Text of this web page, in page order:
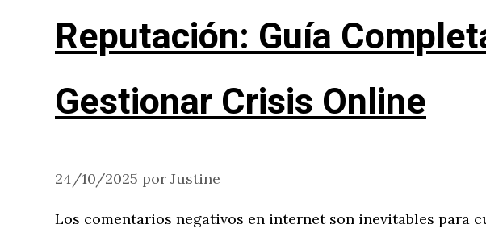
Reputación: Guía
Gestionar Crisis Online
24/10/2025 por Justine
Los comentarios negativos en internet son inevitables para